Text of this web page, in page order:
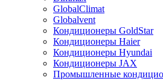
GlobalClimat
Globalvent
Кондиционеры GoldStar
Кондиционеры Haier
Кондиционеры Hyundai
Кондиционеры JAX
Промышленные